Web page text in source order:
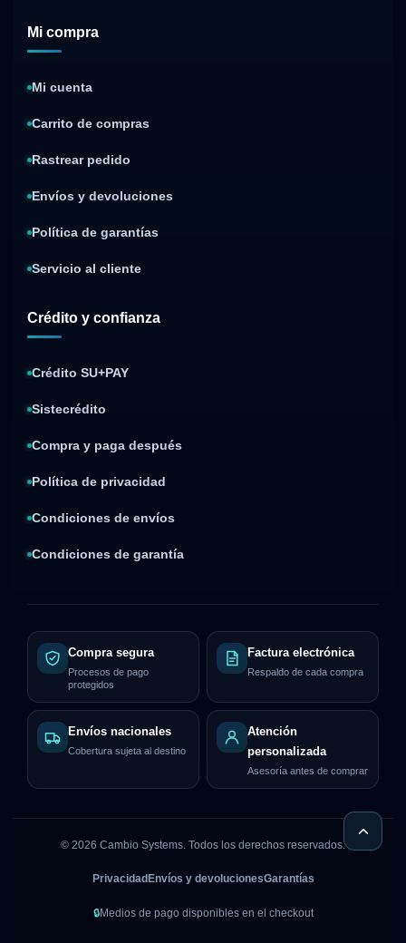
Mi compra
Mi cuenta
Carrito de compras
Rastrear pedido
Envíos y devoluciones
Política de garantías
Servicio al cliente
Crédito y confianza
Crédito SU+PAY
Sistecrédito
Compra y paga después
Política de privacidad
Condiciones de envíos
Condiciones de garantía
Compra segura
Procesos de pago
protegidos
Factura electrónica
Respaldo de cada compra
Envíos nacionales
Cobertura sujeta al destino
Atención
personalizada
Asesoría antes de comprar
© 2026 Cambio Systems. Todos los derechos reservados.
Privacidad Envíos y devolucionesGarantías
🔒Medios de pago disponibles en el checkout